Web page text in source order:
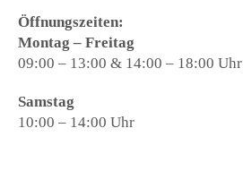
Öffnungszeiten:
Montag – Freitag
09:00 – 13:00 & 14:00 – 18:00 Uhr
Samstag
10:00 – 14:00 Uhr